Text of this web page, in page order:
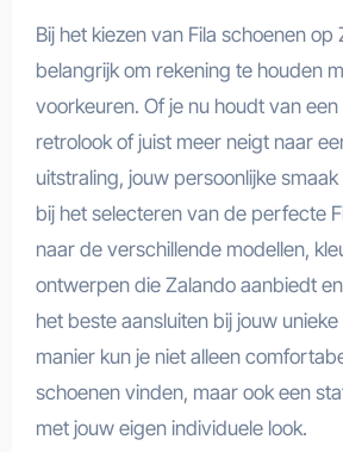
Bij het kiezen van Fila schoenen op
belangrijk om rekening te houden
voorkeuren. Of je nu houdt van een
retrolook of juist meer neigt naar
uitstraling, jouw persoonlijke
bij het selecteren van de perfecte
naar de verschillende modellen,
ontwerpen die Zalando aanbiedt
het beste aansluiten bij jouw unieke
manier kun je niet alleen
schoenen vinden, maar ook een
met jouw eigen individuele look.